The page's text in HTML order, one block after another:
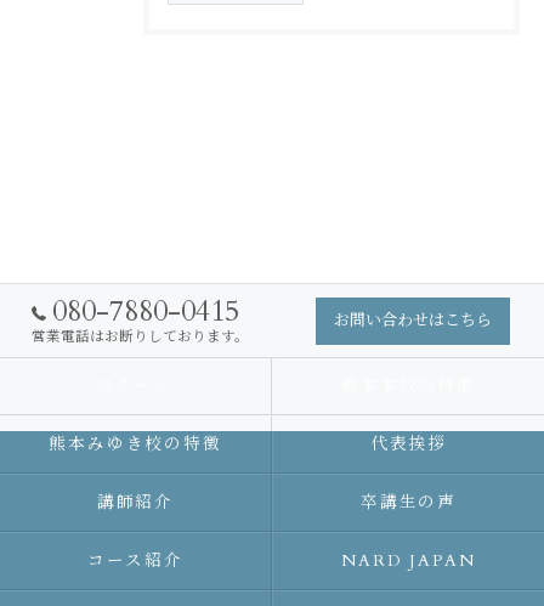
080-7880-0415
営業電話はお断りしております。
お問い合わせはこちら
熊本みゆき校の特徴 代表挨拶
講師紹介 卒講生の声
コース紹介 NARD JAPAN